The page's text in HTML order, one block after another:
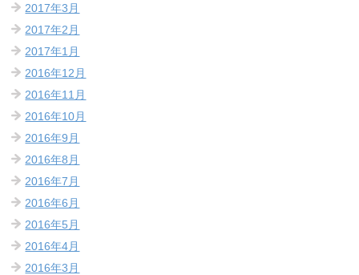
2017年3月
2017年2月
2017年1月
2016年12月
2016年11月
2016年10月
2016年9月
2016年8月
2016年7月
2016年6月
2016年5月
2016年4月
2016年3月